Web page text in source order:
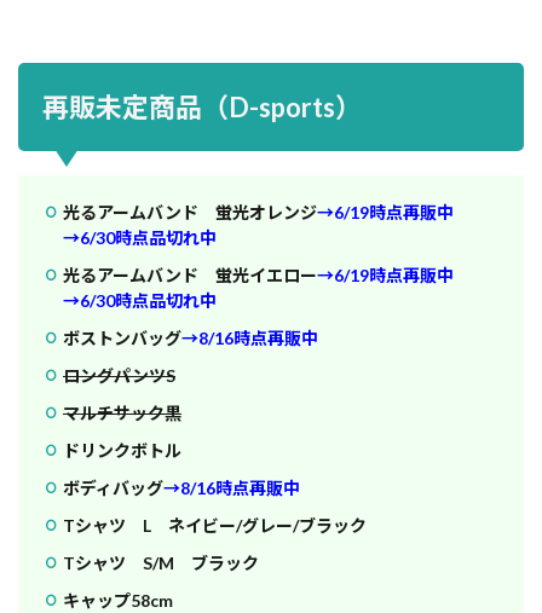
再販未定商品（D-sports）
光るアームバンド 蛍光オレンジ→6/19時点再販中
→6/30時点品切れ中
光るアームバンド 蛍光イエロー→6/19時点再販中
→6/30時点品切れ中
ボストンバッグ→8/16時点再販中
ロングパンツS
マルチサック黒
ドリンクボトル
ボディバッグ→8/16時点再販中
Tシャツ L ネイビー/グレー/ブラック
Tシャツ S/M ブラック
キャップ58cm